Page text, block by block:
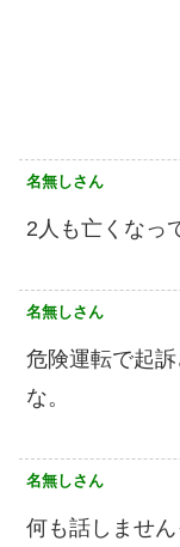
名無しさん
2人も亡くなっ
名無しさん
危険運転で起
な。
名無しさん
何も話しませ